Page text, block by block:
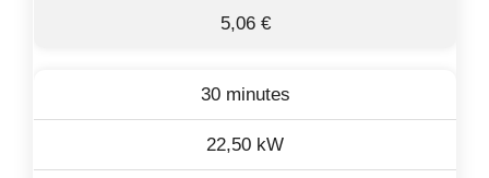
5,06 €
30 minutes
22,50 kW